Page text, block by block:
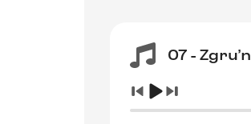
07 - Zgru'n